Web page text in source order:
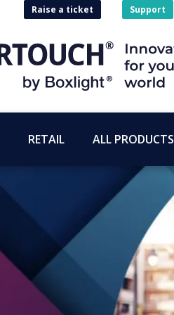
Raise a ticket Support
RETAIL ALL PRODUCTS